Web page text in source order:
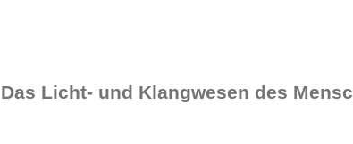
Das Licht- und Klangwesen des